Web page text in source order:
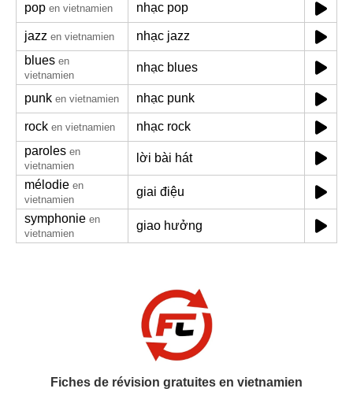
pop en vietnamien nhạc pop
jazz en vietnamien
nhạc jazz
blues en
vietnamien
nhạc blues
punk en vietnamien nhạc punk
rock en vietnamien
nhạc rock
paroles en
vietnamien
lời bài hát
mélodie en
vietnamien
giai điệu
symphonie en
vietnamien
giao hưởng
Fiches de révision gratuites en vietnamien